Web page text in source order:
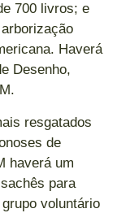
700 livros; e
Haverá
Desenho,
resgatados
de
haverá um
para
voluntário